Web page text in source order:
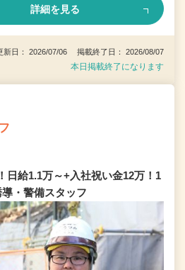
詳細を見る
新日： 2026/07/06 掲載終了日： 2026/08/07
本日掲載終了になります
日給1.1万～+入社祝い金12万！1
・警備スタッフ